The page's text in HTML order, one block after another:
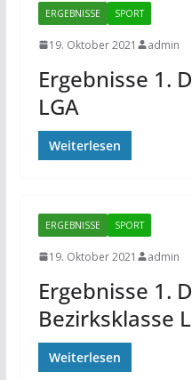
ERGEBNISSE SPORT
19. Oktober 2021 admin
Ergebnisse 1.
LGA
Weiterlesen
ERGEBNISSE SPORT
19. Oktober 2021 admin
Ergebnisse 1.
Bezirksklasse
Weiterlesen